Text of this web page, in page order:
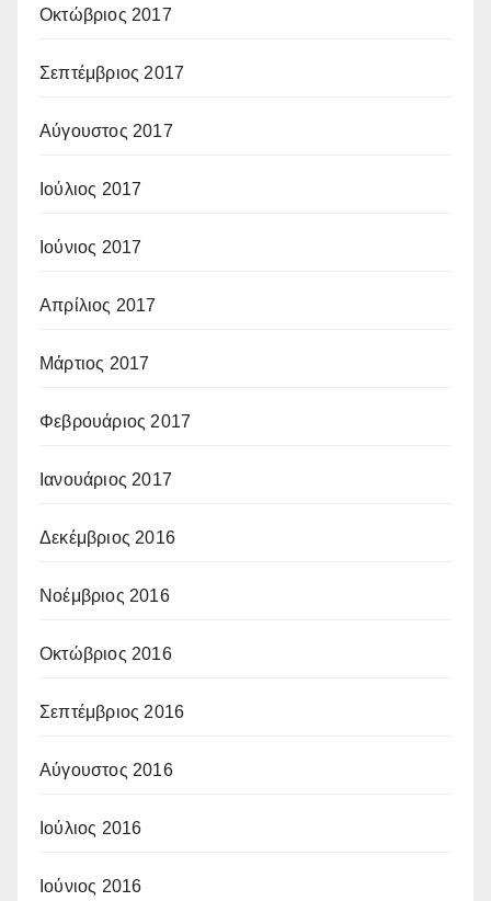
Οκτώβριος 2017
Σεπτέμβριος 2017
Αύγουστος 2017
Ιούλιος 2017
Ιούνιος 2017
Απρίλιος 2017
Μάρτιος 2017
Φεβρουάριος 2017
Ιανουάριος 2017
Δεκέμβριος 2016
Νοέμβριος 2016
Οκτώβριος 2016
Σεπτέμβριος 2016
Αύγουστος 2016
Ιούλιος 2016
Ιούνιος 2016